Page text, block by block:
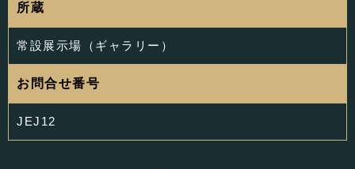
所蔵
常設展示場（ギャラリー）
お問合せ番号
JEJ12